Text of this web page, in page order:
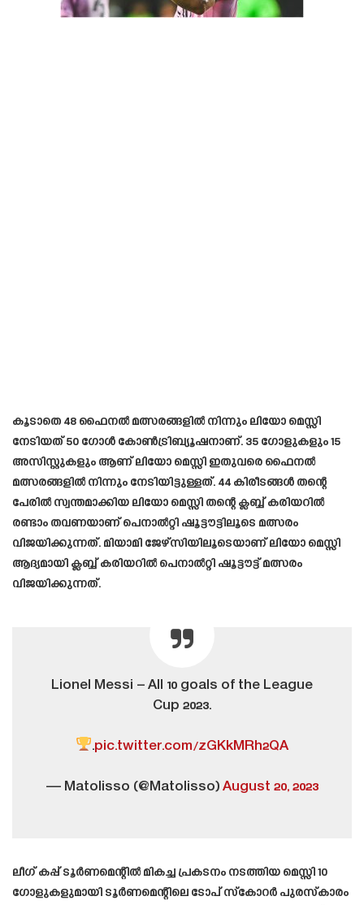
കൂടാതെ 48 ഫൈനൽ മത്സരങ്ങളിൽ നിന്നും ലിയോ മെസ്സി
നേടിയത് 50 ഗോൾ കോൺട്രിബ്യൂഷനാണ്. 35 ഗോളുകളും 15
അസിസ്റ്റുകളും ആണ് ലിയോ മെസ്സി ഇതുവരെ ഫൈനൽ
മത്സരങ്ങളിൽ നിന്നും നേടിയിട്ടുള്ളത്. 44 കിരീടങ്ങൾ തന്റെ
പേരിൽ സ്വന്തമാക്കിയ ലിയോ മെസ്സി തന്റെ ക്ലബ്ബ് കരിയറിൽ
രണ്ടാം തവണയാണ് പെനാൽറ്റി ഷൂട്ടൗട്ടിലൂടെ മത്സരം
വിജയിക്കുന്നത്. മിയാമി ജേഴ്സിയിലൂടെയാണ് ലിയോ മെസ്സി
ആദ്യമായി ക്ലബ്ബ് കരിയറിൽ പെനാൽറ്റി ഷൂട്ടൗട്ട് മത്സരം
വിജയിക്കുന്നത്.
Lionel Messi – All 10 goals of the League
Cup 2023.
.pic.twitter.com/zGKkMRh2QA
— Matolisso (@Matolisso) August 20, 2023
ലീഗ് കപ്പ് ടൂർണമെന്റിൽ മികച്ച പ്രകടനം നടത്തിയ മെസ്സി 10
ഗോളുകളുമായി ടൂർണമെന്റിലെ ടോപ് സ്കോറർ പുരസ്കാരം